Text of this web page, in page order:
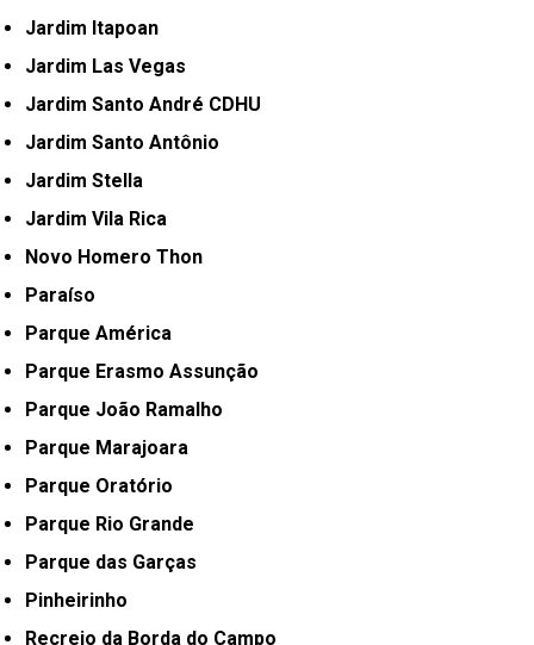
Jardim Itapoan
Jardim Las Vegas
Jardim Santo André CDHU
Jardim Santo Antônio
Jardim Stella
Jardim Vila Rica
Novo Homero Thon
Paraíso
Parque América
Parque Erasmo Assunção
Parque João Ramalho
Parque Marajoara
Parque Oratório
Parque Rio Grande
Parque das Garças
Pinheirinho
Recreio da Borda do Campo